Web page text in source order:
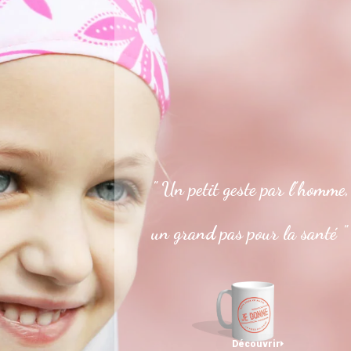
" Un petit geste par l’homme,
un grand pas pour la santé "
Découvrir